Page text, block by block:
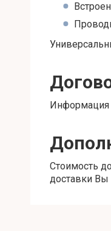
Информация
Стоимость
доставки Вы